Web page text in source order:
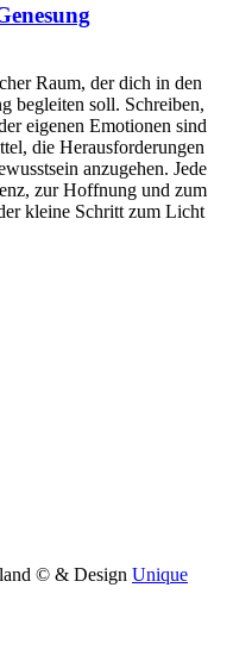
Raum, der dich in den
begleiten soll. Schreiben,
eigenen Emotionen sind
die Herausforderungen
anzugehen. Jede
zur Hoffnung und zum
kleine Schritt zum Licht
© & Design Unique